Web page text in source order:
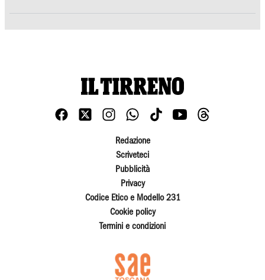
Redazione
Scriveteci
Pubblicità
Privacy
Codice Etico e Modello 231
Cookie policy
Termini e condizioni